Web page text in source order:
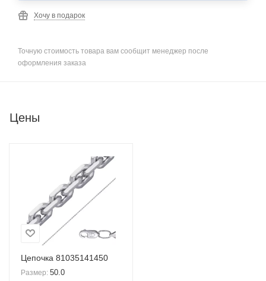
Хочу в подарок
Точную стоимость товара вам сообщит менеджер после
оформления заказа
Цены
Цепочка 81035141450
Размер: 50.0